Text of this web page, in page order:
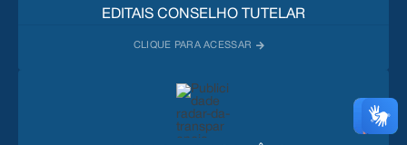
EDITAIS CONSELHO TUTELAR